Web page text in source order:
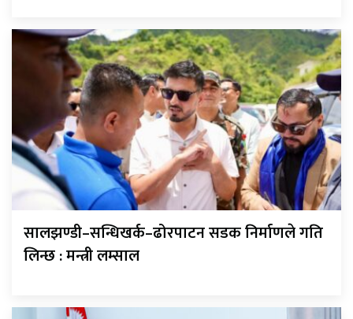
सालझण्डी–सन्धिखर्क–ढोरपाटन सडक निर्माणले गति
लिन्छ : मन्त्री लम्साल